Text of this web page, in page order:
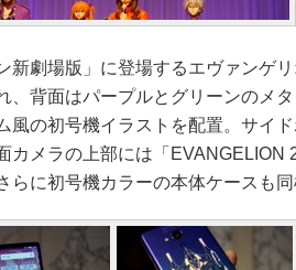
劇場版」に登場するエヴァンゲ
、背面はパープルとグリーンのメ
風の初号機イラストを配置。サイ
カメラの上部には「EVANGELION
らに初号機カラーの本体ケースも同